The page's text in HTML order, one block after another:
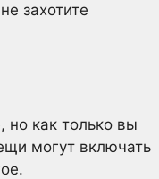
захотите
но как только вы
могут включать